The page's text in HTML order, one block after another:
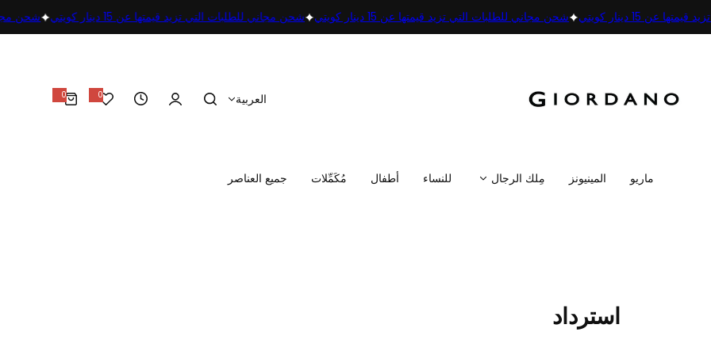
عن 15 دينار كويتي شحن مجاني للطلبات التي تزيد قيمتها عن 15 دينار كويتي شحن مجاني للطلبات التي تزيد قيمتها عن 15 دينار كويتي شحن
العربية 0
0
0
أ
ماريو المينيونز مِلك الرجال للنساء أطفال مُكَمِّلات جميع العناصر
استرداد